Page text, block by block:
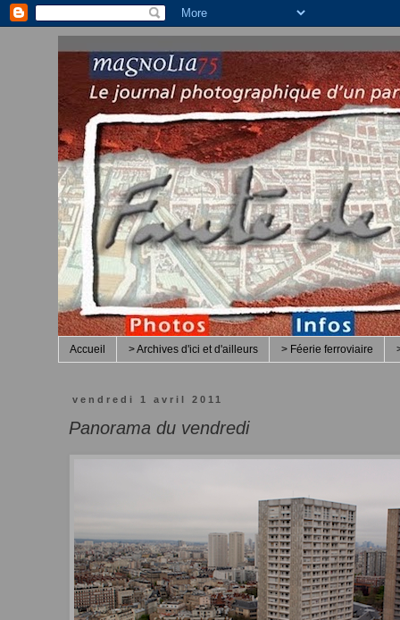
Accueil > Archives d'ici et d'ailleurs > Féerie ferroviaire
vendredi 1 avril 2011
Panorama du vendredi